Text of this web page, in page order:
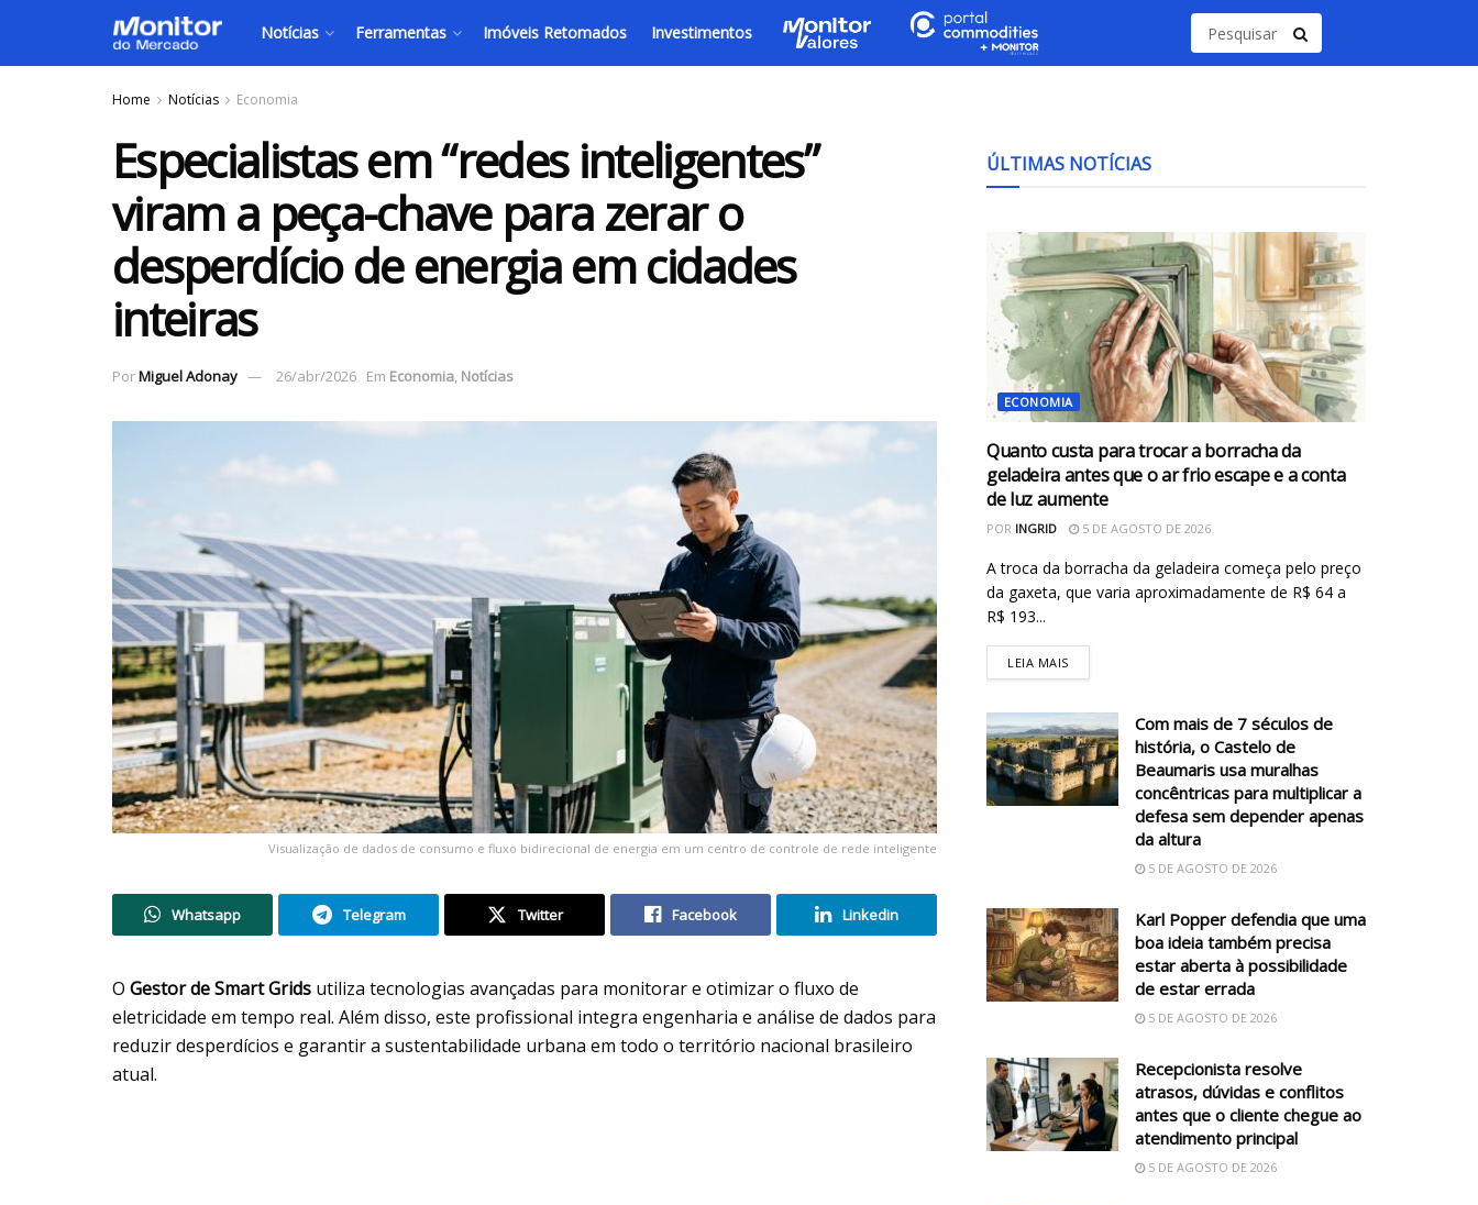
Notícias Ferramentas Imóveis Retomados Investimentos
Home Notícias Economia
Especialistas em “redes inteligentes”
viram a peça-chave para zerar o
desperdício de energia em cidades
inteiras
PorMiguel Adonay 26/abr/2026 Em Economia, Notícias
Visualização de dados de consumo e fluxo bidirecional de energia em um centro de controle de rede inteligente
Whatsapp Telegram Twitter Facebook Linkedin
O Gestor de Smart Grids utiliza tecnologias avançadas para monitorar e otimizar o fluxo de
eletricidade em tempo real. Além disso, este profissional integra engenharia e análise de dados para
reduzir desperdícios e garantir a sustentabilidade urbana em todo o território nacional brasileiro
atual.
ÚLTIMAS NOTÍCIAS
ECONOMIA
Quanto custa para trocar a borracha da
geladeira antes que o ar frio escape e a conta
de luz aumente
POR INGRID 5 DE AGOSTO DE 2026
A troca da borracha da geladeira começa pelo preço
da gaxeta, que varia aproximadamente de R$ 64 a
R$ 193...
LEIA MAIS
Com mais de 7 séculos de
história, o Castelo de
Beaumaris usa muralhas
concêntricas para multiplicar a
defesa sem depender apenas
da altura
5 DE AGOSTO DE 2026
Karl Popper defendia que uma
boa ideia também precisa
estar aberta à possibilidade
de estar errada
5 DE AGOSTO DE 2026
Recepcionista resolve
atrasos, dúvidas e conflitos
antes que o cliente chegue ao
atendimento principal
5 DE AGOSTO DE 2026